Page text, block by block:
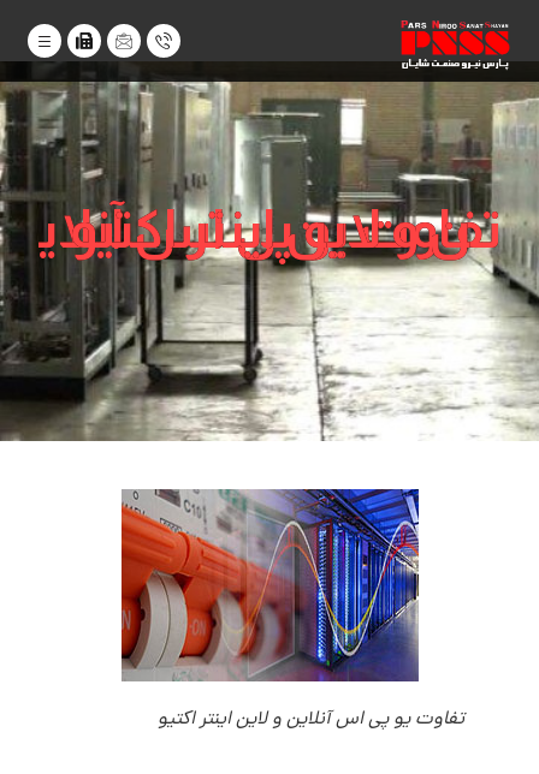
تفاوت یو پی اس آنلاین و لاین اینتر اکتیو
تفاوت یو پی اس آنلاین و لاین اینتر اکتیو